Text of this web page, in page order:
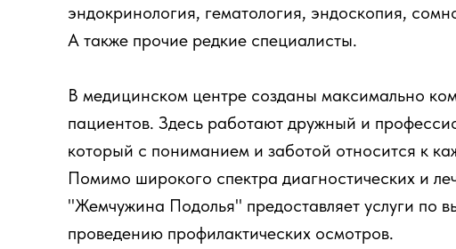
эндокринология, гематология, эндоскопия,
А также прочие редкие специалисты.
В медицинском центре созданы максимально
пациентов. Здесь работают дружный и
который с пониманием и заботой относится к
Помимо широкого спектра диагностических и
"Жемчужина Подолья" предоставляет услуги по
проведению профилактических осмотров.